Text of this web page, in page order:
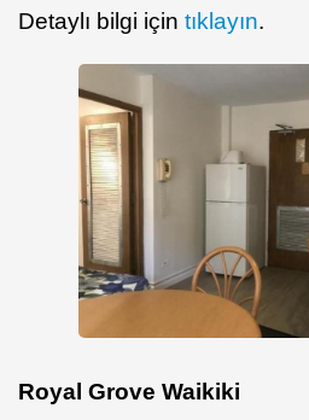
Detaylı bilgi için tıklayın.
Royal Grove Waikiki